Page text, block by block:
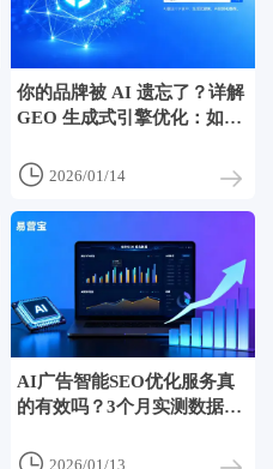
你的品牌被 AI 遗忘了？详解
GEO 生成式引擎优化：如何
 2026/01/14
AI广告智能SEO优化服务真
的有效吗？3个月实测数据告
2026/01/13